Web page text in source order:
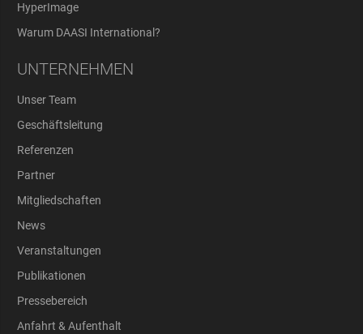
HyperImage
Warum DAASI International?
UNTERNEHMEN
Unser Team
Geschäftsleitung
Referenzen
Partner
Mitgliedschaften
News
Veranstaltungen
Publikationen
Pressebereich
Anfahrt & Aufenthalt